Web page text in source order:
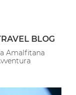
BLOG
Amalfitana